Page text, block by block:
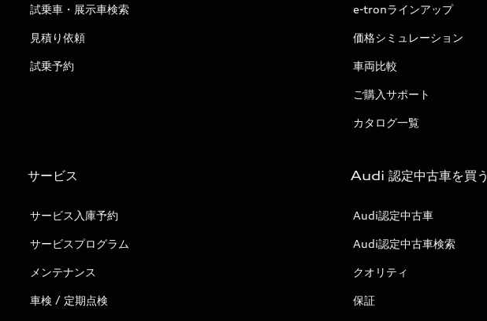
試乗車・展示車検索
見積り依頼
試乗予約
e-tronラインアップ
価格シミュレーション
車両比較
ご購入サポート
カタログ一覧
サービス
サービス入庫予約
サービスプログラム
メンテナンス
車検 / 定期点検
Audi 認定中古車を買う
Audi認定中古車
Audi認定中古車検索
クオリティ
保証